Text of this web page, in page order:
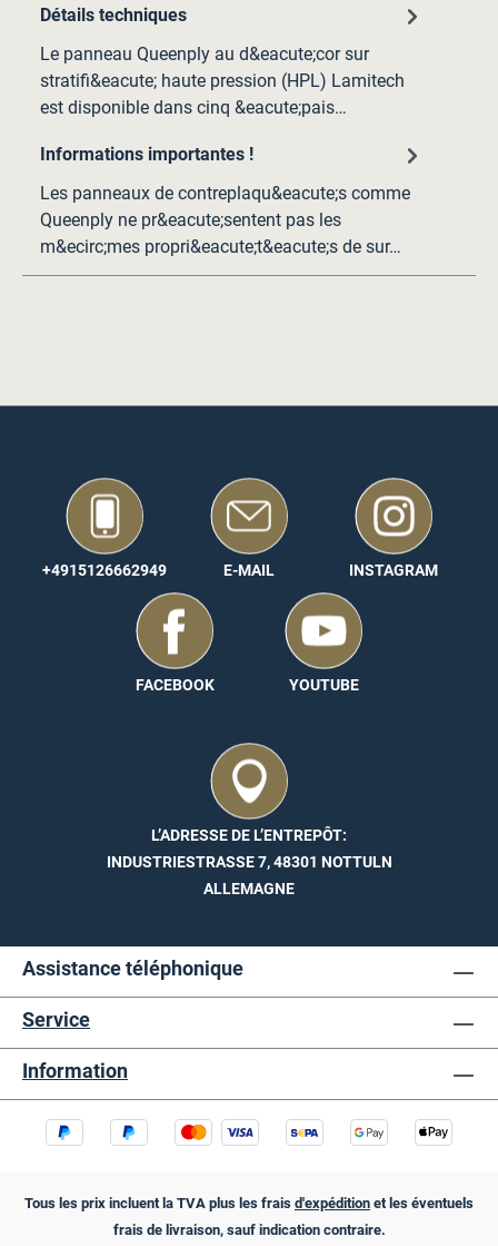
Détails techniques
Le panneau Queenply au d&eacute;cor sur
stratifi&eacute; haute pression (HPL) Lamitech
est disponible dans cinq &eacute;pais…
Informations importantes !
Les panneaux de contreplaqu&eacute;s comme
Queenply ne pr&eacute;sentent pas les
m&ecirc;mes propri&eacute;t&eacute;s de sur…
+4915126662949 E-MAIL INSTAGRAM
FACEBOOK YOUTUBE
L’ADRESSE DE L’ENTREPÔT:
INDUSTRIESTRASSE 7, 48301 NOTTULN
ALLEMAGNE
Assistance téléphonique
Service
Information
Tous les prix incluent la TVA plus les frais d'expédition et les éventuels
frais de livraison, sauf indication contraire.